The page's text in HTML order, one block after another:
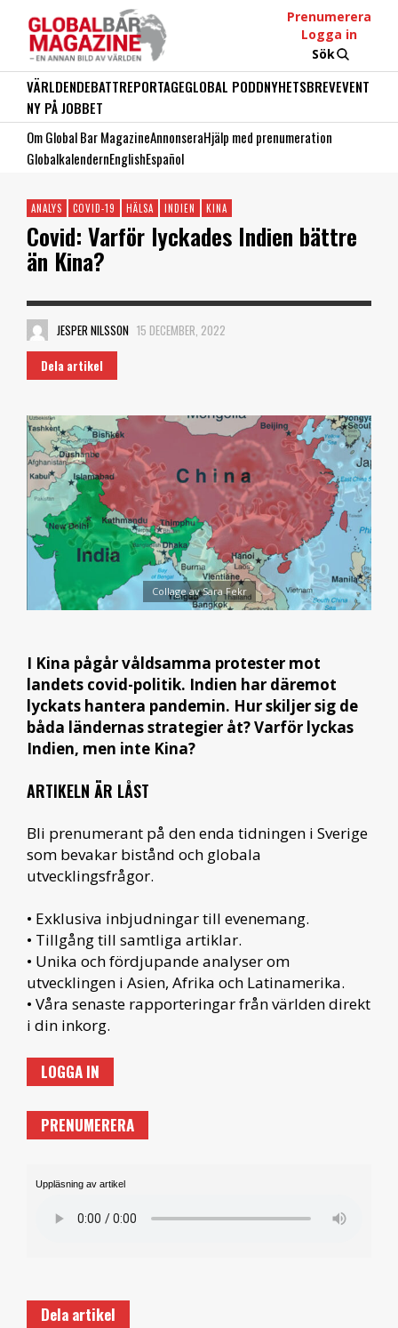
Prenumerera
Logga in
Sök
VÄRLDENDEBATTREPORTAGEGLOBAL PODDNYHETSBREVEVENT
NY PÅ JOBBET
Om Global Bar MagazineAnnonseraHjälp med prenumeration
GlobalkalendernEnglishEspañol
ANALYS COVID-19 HÄLSA INDIEN KINA
Covid: Varför lyckades Indien bättre
än Kina?
JESPER NILSSON 15 DECEMBER, 2022
Dela artikel
Collage av Sara Fekr
I Kina pågår våldsamma protester mot
landets covid-politik. Indien har däremot
lyckats hantera pandemin. Hur skiljer sig de
båda ländernas strategier åt? Varför lyckas
Indien, men inte Kina?
ARTIKELN ÄR LÅST
Bli prenumerant på den enda tidningen i Sverige
som bevakar bistånd och globala
utvecklingsfrågor.
• Exklusiva inbjudningar till evenemang.
• Tillgång till samtliga artiklar.
• Unika och fördjupande analyser om
utvecklingen i Asien, Afrika och Latinamerika.
• Våra senaste rapporteringar från världen direkt
i din inkorg.
LOGGA IN
PRENUMERERA
Uppläsning av artikel
Dela artikel